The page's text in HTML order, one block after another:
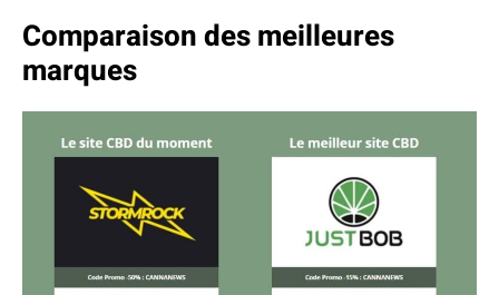
Comparaison des meilleures
marques